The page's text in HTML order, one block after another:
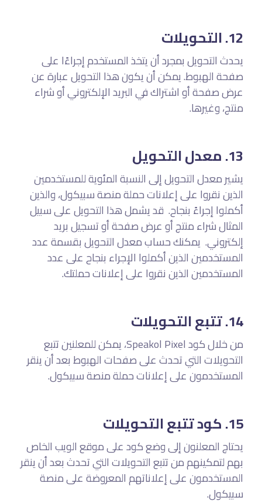
12. التحويلات
يحدث التحويل بمجرد أن يتخذ المستخدم إجراءًا على
صفحة الهبوط. يمكن أن يكون هذا التحويل عبارة عن
عرض صفحة أو اشتراك في البريد الإلكتروني أو شراء
منتج، وغيرها.
13. معدل التحويل
يشير معدل التحويل إلى النسبة المئوية للمستخدمين
الذين نقروا على إعلانات حملة منصة سبيكول، والذين
أكملوا إجراءً بنجاح. قد يشمل هذا التحويل على سبيل
المثال شراء منتج أو عرض صفحة أو تسجيل بريد
إلكتروني. يمكنك حساب معدل التحويل بقسمة عدد
المستخدمين الذين أكملوا الإجراء بنجاح على عدد
المستخدمين الذين نقروا على إعلانات حملتك.
14. تتبع التحويلات
من خلال كود Speakol Pixel، يمكن للمعلنين تتبع
التحويلات التي تحدث على صفحات الهبوط بعد أن ينقر
المستخدمون على إعلانات حملة منصة سبيكول.
15. كود تتبع التحويلات
يحتاج المعلنون إلى وضع كود على موقع الويب الخاص
بهم لتمكينهم من تتبع التحويلات التي تحدث بعد أن ينقر
المستخدمون على إعلاناتهم المعروضة على منصة
سبيكول.